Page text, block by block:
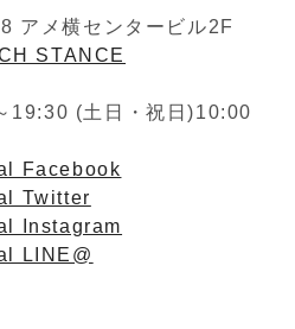
アメ横センタービル2F
STANCE
19:30 (土日・祝日)10:00
Facebook
Twitter
Instagram
LINE@